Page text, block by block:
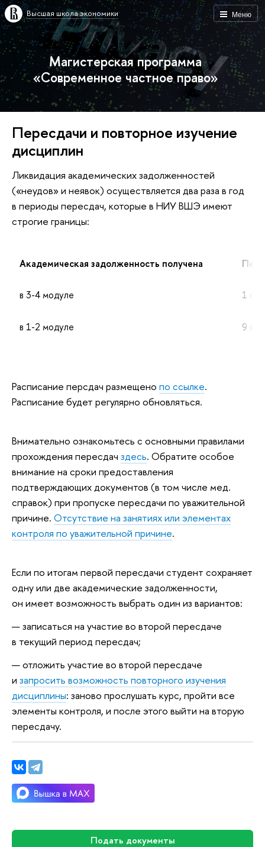
Меню
Высшая школа экономики
Магистерская программа
«Современное частное право»
Подать документы
Пересдачи и повторное изучение
дисциплин
Ликвидация академических задолженностей
(«неудов» и неявок) осуществляется два раза в год
в периоды пересдач, которые в НИУ ВШЭ имеют
строгие границы:
Академическая задолженность получена
в 3-4 модуле 1
в 1-2 модуле 9
Расписание персдач размещено по ссылке.
Расписание будет регулярно обновляться.
Внимательно ознакомьтесь с основными правилами
прохождения пересдач здесь. Обратите особое
внимание на сроки предоставления
подтверждающих документов (в том числе мед.
справок) при пропуске пересдачи по уважительной
причине. Отсутствие на занятиях или элементах
контроля по уважительной причине.
Если по итогам первой пересдачи студент сохраняет
одну или две академические задолженности,
он имеет возможность выбрать один из вариантов:
записаться на участие во второй пересдаче
в текущий период пересдач;
отложить участие во второй пересдаче
и запросить возможность повторного изучения
дисциплины: заново прослушать курс, пройти все
элементы контроля, и после этого выйти на вторую
пересдачу.